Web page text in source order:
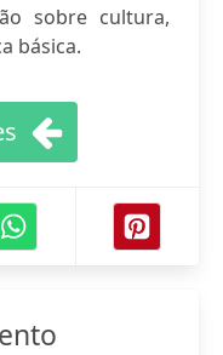
sobre cultura,
básica.